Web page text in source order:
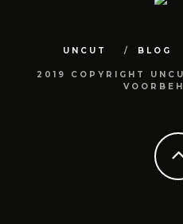
UNCUT BLOG
2019 COPYRIGHT